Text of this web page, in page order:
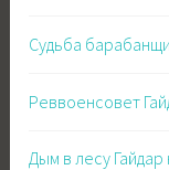
Судьба
Реввоенсовет
Дым в лесу